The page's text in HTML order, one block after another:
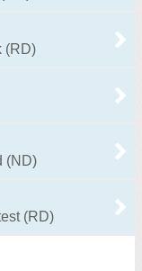
(RD)
(ND)
(RD)